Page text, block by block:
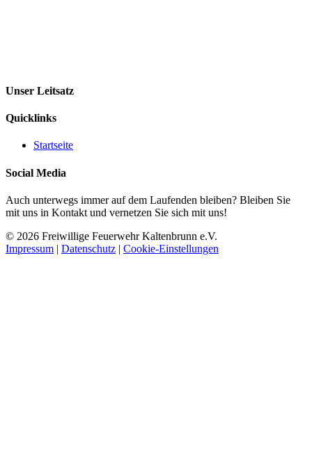
Unser Leitsatz
Quicklinks
Startseite
Social Media
Auch unterwegs immer auf dem Laufenden bleiben? Bleiben Sie
mit uns in Kontakt und vernetzen Sie sich mit uns!
© 2026 Freiwillige Feuerwehr Kaltenbrunn e.V.
Impressum | Datenschutz | Cookie-Einstellungen